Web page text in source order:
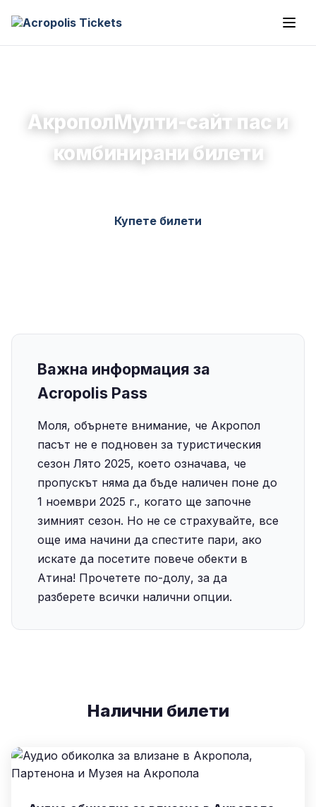
АкрополМулти-сайт пас и
комбинирани билети
Купете билети
Важна информация за
Acropolis Pass
Моля, обърнете внимание, че Акропол
пасът не е подновен за туристическия
сезон Лято 2025, което означава, че
пропускът няма да бъде наличен поне до
1 ноември 2025 г., когато ще започне
зимният сезон. Но не се страхувайте, все
още има начини да спестите пари, ако
искате да посетите повече обекти в
Атина! Прочетете по-долу, за да
разберете всички налични опции.
Налични билети